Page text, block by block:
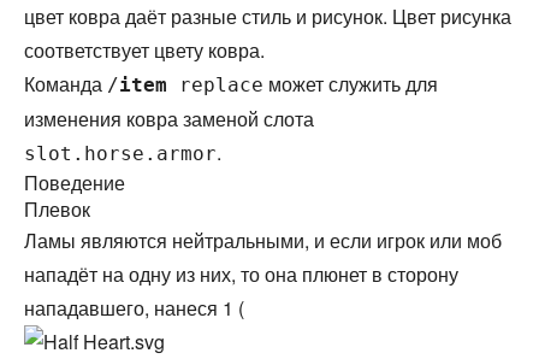
цвет ковра даёт разные стиль и рисунок. Цвет рисунка
соответствует цвету ковра.
Команда /item replace может служить для
изменения ковра заменой слота
slot.horse.armor.
Поведение
Плевок
Ламы являются нейтральными, и если игрок или моб
нападёт на одну из них, то она плюнет в сторону
нападавшего, нанеся 1 (